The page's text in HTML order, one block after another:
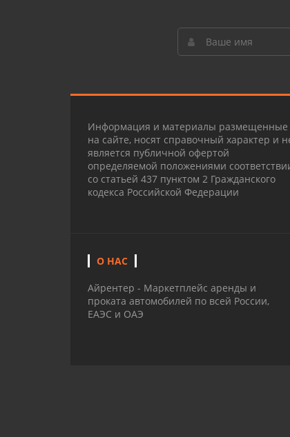
Информация и материалы размещенные
на сайте, носят справочный характер и
является публичной офертой
определяемой положениями
со статьей 437 пунктом 2 Гражданского
кодекса Российской Федерации
О НАС
Айрентер - Маркетплейс аренды и
проката автомобилей по всей России,
ЕАЭС и ОАЭ